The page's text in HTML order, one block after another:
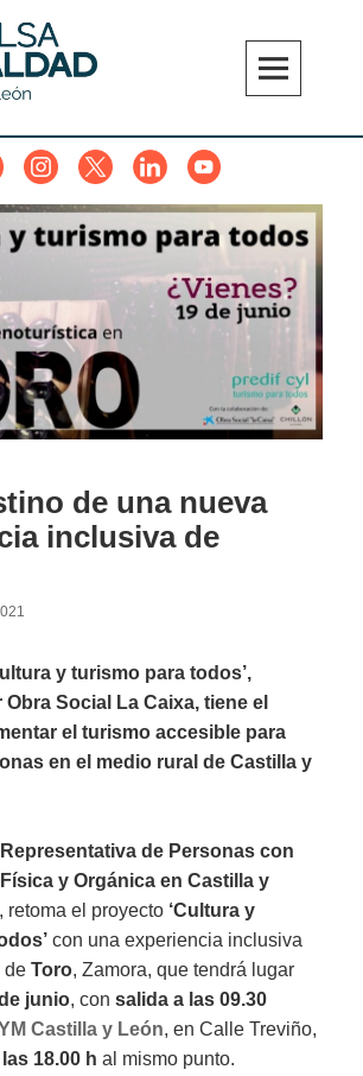
InstagramTwitterLinkedinYouTube
de una nueva
inclusiva de
y turismo para todos’,
Social La Caixa, tiene el
el turismo accesible para
en el medio rural de Castilla y
de Personas con
y Orgánica en Castilla y
, retoma el proyecto ‘Cultura y
con una experiencia inclusiva
de Toro, Zamora, que tendrá lugar
junio, consalida a las 09.30
Castilla y León, en Calle Treviño,
18.00 h al mismo punto.